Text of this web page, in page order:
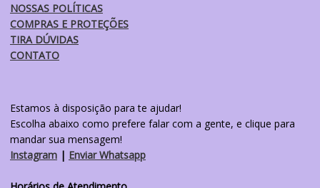
NOSSAS POLÍTICAS
COMPRAS E PROTEÇÕES
TIRA DÚVIDAS
CONTATO
Estamos à disposição para te ajudar!
Escolha abaixo como prefere falar com a gente, e clique para
mandar sua mensagem!
Instagram | Enviar Whatsapp